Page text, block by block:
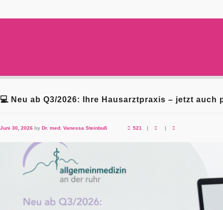
💻 Neu ab Q3/2026: Ihre Hausarztpraxis – jetzt
Juni 30, 2026 by Dr. med. Vanessa Steinbuß 521